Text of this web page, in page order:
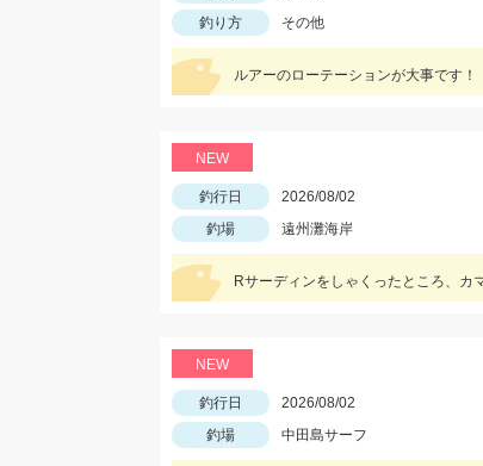
釣り方
その他
ルアーのローテーションが大事です！
NEW
釣行日 2026/08/02
釣場
遠州灘海岸
NEW
釣行日 2026/08/02
釣場
中田島サーフ